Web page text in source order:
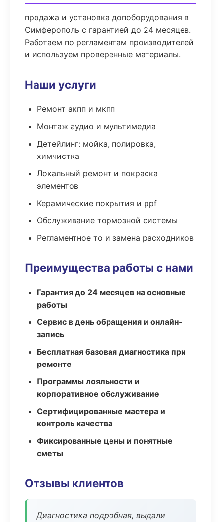
продажа и установка допоборудования в
Симферополь с гарантией до 24 месяцев.
Работаем по регламентам производителей
и используем проверенные материалы.
Наши услуги
Ремонт акпп и мкпп
Монтаж аудио и мультимедиа
Детейлинг: мойка, полировка,
химчистка
Локальный ремонт и покраска
элементов
Керамические покрытия и ppf
Обслуживание тормозной системы
Регламентное то и замена расходников
Преимущества работы с нами
Гарантия до 24 месяцев на основные
работы
Сервис в день обращения и онлайн-
запись
Бесплатная базовая диагностика при
ремонте
Программы лояльности и
корпоративное обслуживание
Сертифицированные мастера и
контроль качества
Фиксированные цены и понятные
сметы
Отзывы клиентов
Диагностика подробная, выдали